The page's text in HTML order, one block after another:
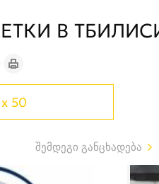
В
50
შემდეგი განცხადება